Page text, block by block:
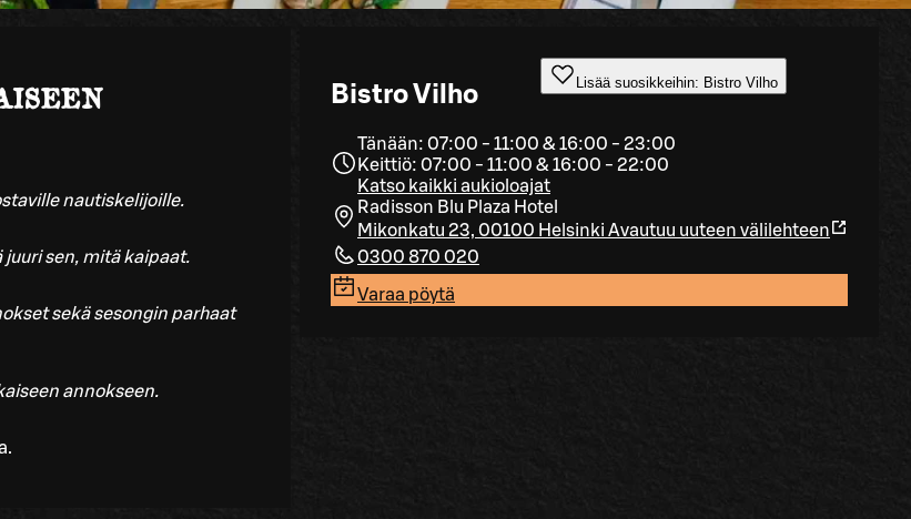
Bistro Vilho Lisää suosikkeihin: Bistro Vilho
Tänään: 07:00 - 11:00 & 16:00 - 23:00
Keittiö: 07:00 - 11:00 & 16:00 - 22:00
Katso kaikki aukioloajat
Radisson Blu Plaza Hotel
Mikonkatu 23, 00100 Helsinki Avautuu uuteen välilehteen
0300 870 020
Varaa pöytä
nautiskelijoille.
sen, mitä kaipaat.
sekä sesongin parhaat
annokseen.